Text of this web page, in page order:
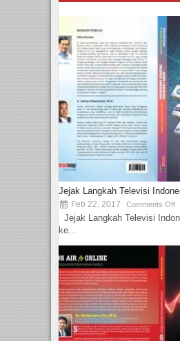
Jejak Langkah Televisi
Feb 22, 2017 Comments Off
Jejak Langkah Televisi
ke...